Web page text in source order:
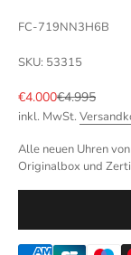
FC-719NN3H6B
SKU: 53315
Angebot
€4.000Regulärer
€4.995
inkl. MwSt.
Alle neuen Uhren
Originalbox und